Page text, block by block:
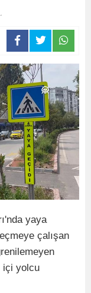
yaya
çalışan
içi yolcu